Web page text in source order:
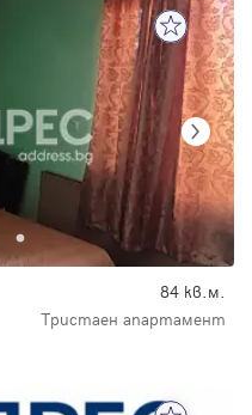
84 кв.м.
Тристаен апартамент